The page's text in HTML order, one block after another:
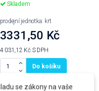
Skladem
prodejní jednotka: krt
3331,50 Kč
4 031,12 Kč S DPH
Do košíku
se zákony na vaše